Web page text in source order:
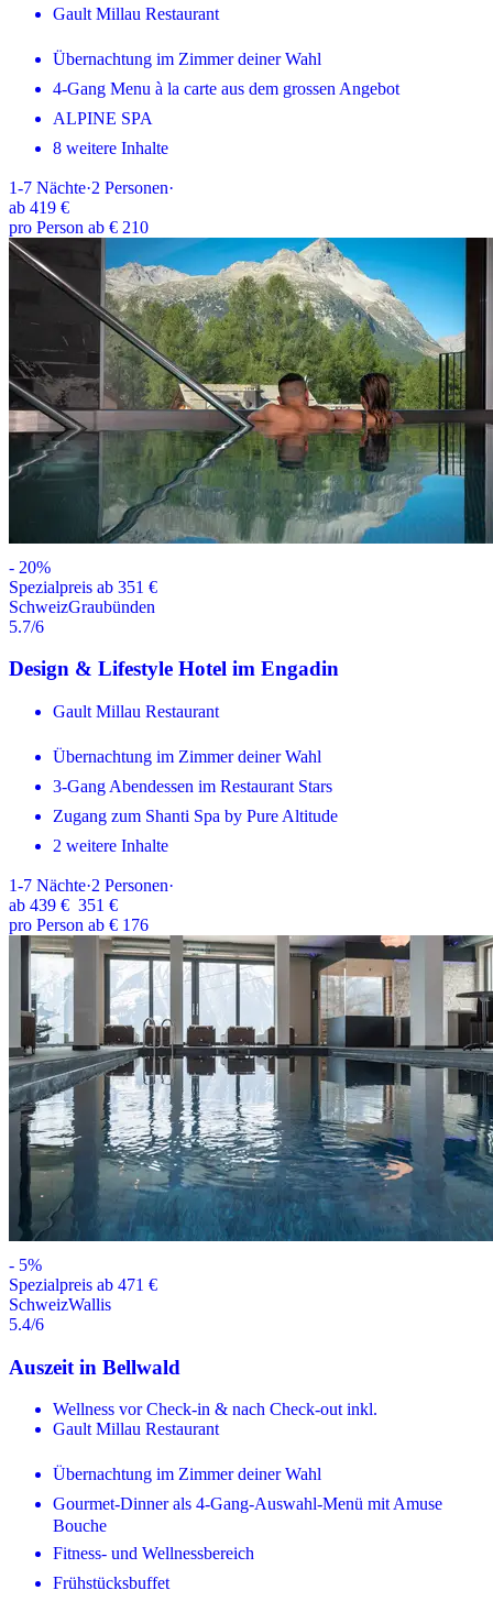
Gault Millau Restaurant
Übernachtung im Zimmer deiner Wahl
4-Gang Menu à la carte aus dem grossen Angebot
ALPINE SPA
8 weitere Inhalte
1-7 Nächte·2 Personen·
ab 419 €
pro Person ab € 210
- 20%
Spezialpreis ab 351 €
SchweizGraubünden
5.7/6
Design & Lifestyle Hotel im Engadin
Gault Millau Restaurant
Übernachtung im Zimmer deiner Wahl
3-Gang Abendessen im Restaurant Stars
Zugang zum Shanti Spa by Pure Altitude
2 weitere Inhalte
1-7 Nächte·2 Personen·
ab 439 € 351 €
pro Person ab € 176
- 5%
Spezialpreis ab 471 €
SchweizWallis
5.4/6
Auszeit in Bellwald
Wellness vor Check-in & nach Check-out inkl.
Gault Millau Restaurant
Übernachtung im Zimmer deiner Wahl
Gourmet-Dinner als 4-Gang-Auswahl-Menü mit Amuse
Bouche
Fitness- und Wellnessbereich
Frühstücksbuffet